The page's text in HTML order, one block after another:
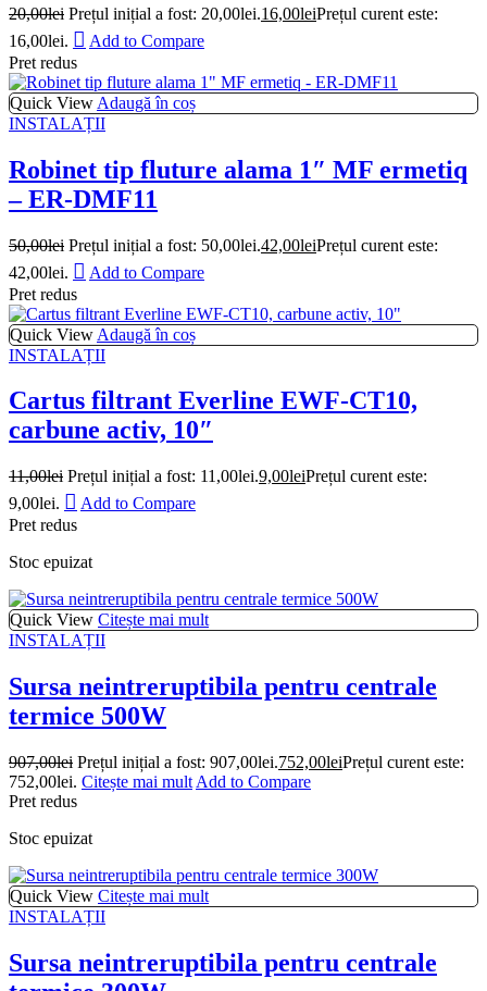
20,00lei Prețul inițial a fost: 20,00lei.16,00leiPrețul curent este:
16,00lei.
Add to Compare
Pret redus
Quick View Adaugă în coș
INSTALAȚII
Robinet tip fluture alama 1″ MF ermetiq
– ER-DMF11
50,00lei Prețul inițial a fost: 50,00lei.42,00leiPrețul curent este:
42,00lei.
Add to Compare
Pret redus
Quick View Adaugă în coș
INSTALAȚII
Cartus filtrant Everline EWF-CT10,
carbune activ, 10″
11,00lei Prețul inițial a fost: 11,00lei.9,00leiPrețul curent este:
9,00lei.
Add to Compare
Pret redus
Stoc epuizat
Quick View Citește mai mult
INSTALAȚII
Sursa neintreruptibila pentru centrale
termice 500W
907,00lei Prețul inițial a fost: 907,00lei.752,00leiPrețul curent este:
752,00lei. Citește mai mult Add to Compare
Pret redus
Stoc epuizat
Quick View Citește mai mult
INSTALAȚII
Sursa neintreruptibila pentru centrale